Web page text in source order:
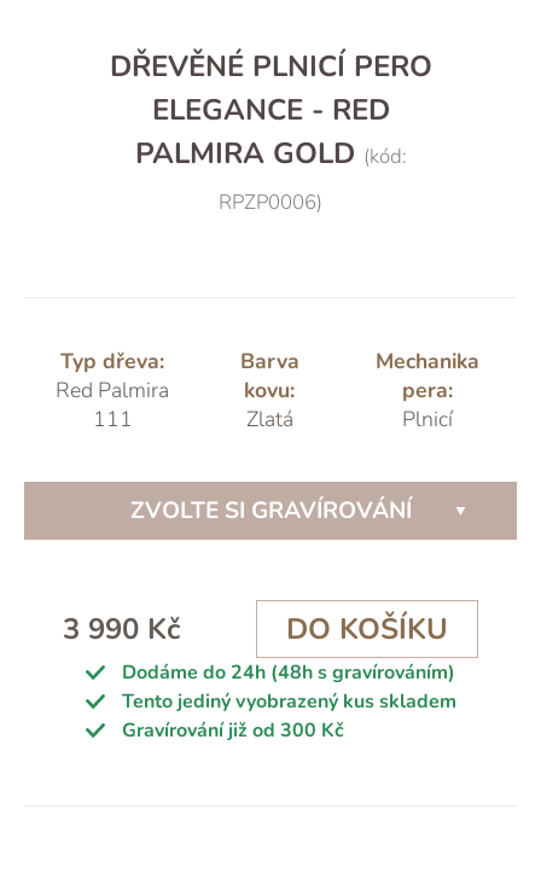
DŘEVĚNÉ PLNICÍ PERO
ELEGANCE - RED
PALMIRA GOLD (kód:
RPZP0006)
Typ dřeva:
Red Palmira
111
Barva
kovu:
Zlatá
Mechanika
pera:
Plnicí
ZVOLTE SI GRAVÍROVÁNÍ
3 990 Kč DO KOŠÍKU
Dodáme do 24h (48h s gravírováním)
Tento jediný vyobrazený kus skladem
Gravírování již od 300 Kč